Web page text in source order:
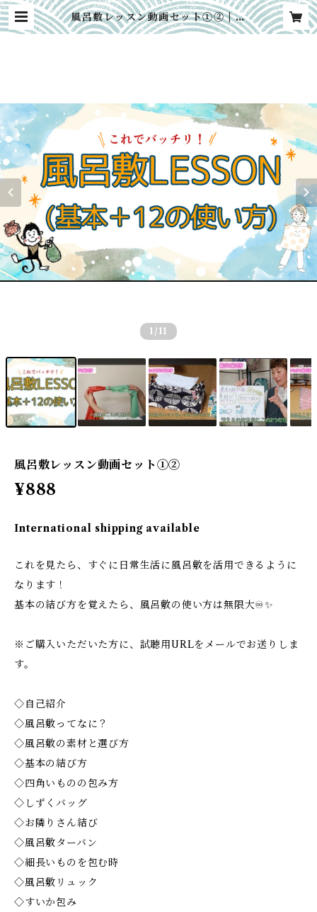
風呂敷レッスン動画セット①② | m
usubicco
1 /11
風呂敷レッスン動画セット①②
¥888
International shipping available
これを見たら、すぐに日常生活に風呂敷を活用できるように
なります！
基本の結び方を覚えたら、風呂敷の使い方は無限大♾️✨
※ご購入いただいた方に、試聴用URLをメールでお送りしま
す。
◇自己紹介
◇風呂敷ってなに？
◇風呂敷の素材と選び方
◇基本の結び方
◇四角いものの包み方
◇しずくバッグ
◇お隣りさん結び
◇風呂敷ターバン
◇細長いものを包む時
◇風呂敷リュック
◇すいか包み